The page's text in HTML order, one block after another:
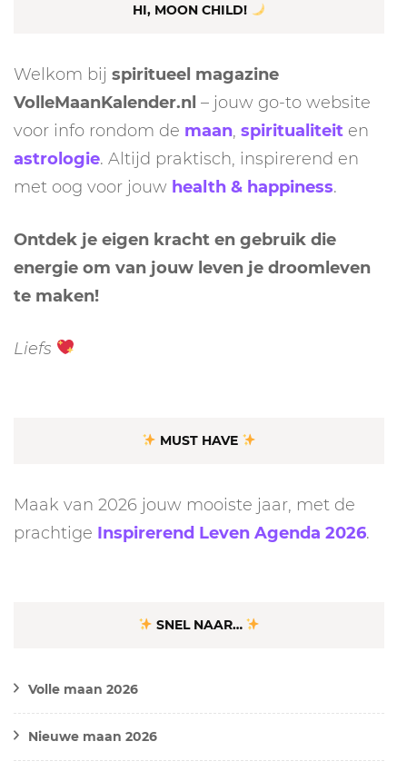
HI, MOON CHILD!
Welkom bij spiritueel magazine
VolleMaanKalender.nl – jouw go-to website
voor info rondom de maan, spiritualiteit en
astrologie. Altijd praktisch, inspirerend en
met oog voor jouw health & happiness.
Ontdek je eigen kracht en gebruik die
energie om van jouw leven je droomleven
te maken!
Liefs
MUST HAVE
Maak van 2026 jouw mooiste jaar, met de
prachtige Inspirerend Leven Agenda 2026.
SNEL NAAR…
Volle maan 2026
Nieuwe maan 2026